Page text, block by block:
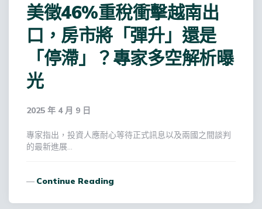
美徵46%重稅衝擊越南出
口，房市將「彈升」還是
「停滯」？專家多空解析曝
光
2025 年 4 月 9 日
專家指出，投資人應耐心等待正式訊息以及兩國之間談判
的最新進展…
Continue Reading